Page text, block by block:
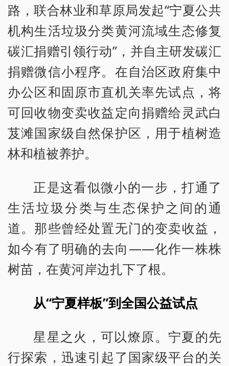
路，联合林业和草原局发起“宁夏公共
机构生活垃圾分类黄河流域生态修复
碳汇捐赠引领行动”，并自主研发碳汇
捐赠微信小程序。在自治区政府集中
办公区和固原市直机关率先试点，将
可回收物变卖收益定向捐赠给灵武白
芨滩国家级自然保护区，用于植树造
林和植被养护。
正是这看似微小的一步，打通了
生活垃圾分类与生态保护之间的通
道。那些曾经处置无门的变卖收益，
如今有了明确的去向——化作一株株
树苗，在黄河岸边扎下了根。
从“宁夏样板”到全国公益试点
星星之火，可以燎原。宁夏的先
行探索，迅速引起了国家级平台的关